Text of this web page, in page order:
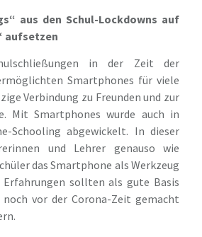
aus den Schul-Lockdowns auf
aufsetzen
in der Zeit der
Smartphones für viele
Verbindung zu Freunden und zur
Mit Smartphones wurde auch in
Schooling abgewickelt. In dieser
und Lehrer genauso wie
das Smartphone als Werkzeug
Erfahrungen sollten als gute Basis
noch vor der Corona-Zeit gemacht